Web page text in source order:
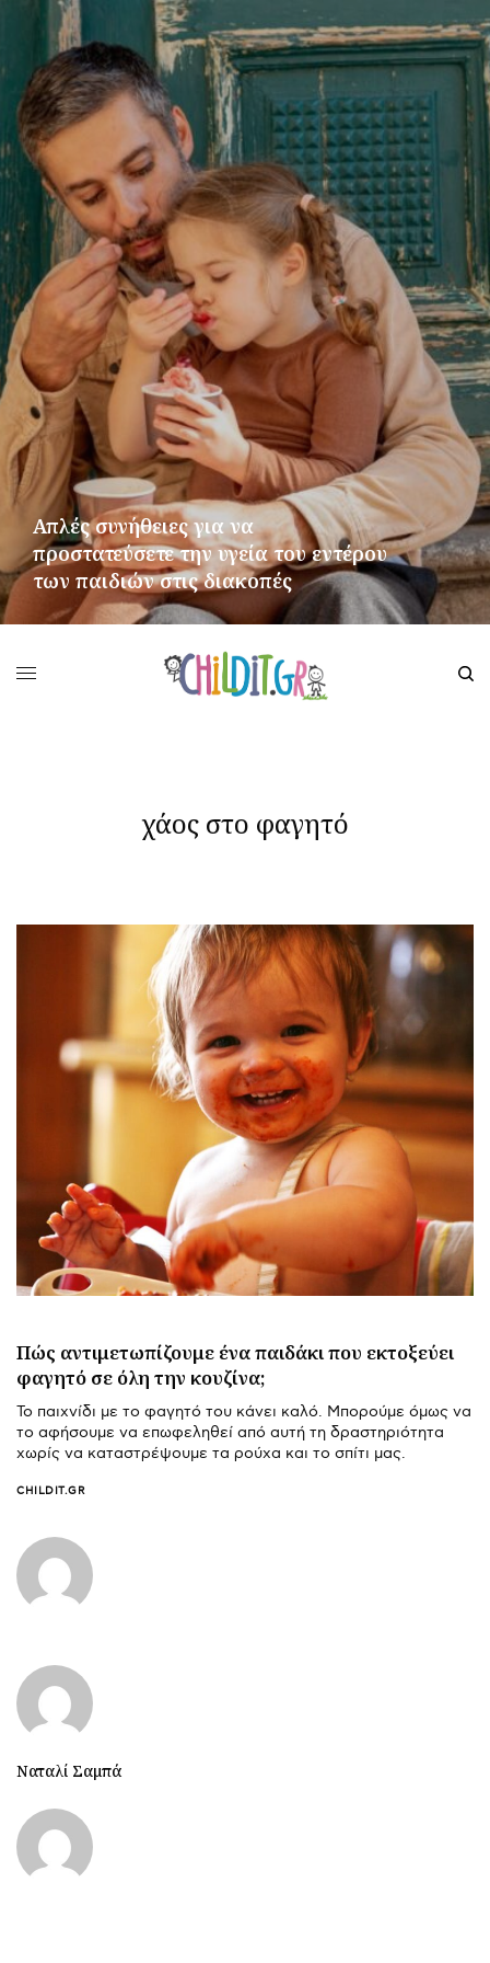
Απλές συνήθειες για να
προστατεύσετε την υγεία του εντέρου
των παιδιών στις διακοπές
χάος στο φαγητό
Πώς αντιμετωπίζουμε ένα παιδάκι που εκτοξεύει
φαγητό σε όλη την κουζίνα;
Το παιχνίδι με το φαγητό του κάνει καλό. Μπορούμε όμως να
το αφήσουμε να επωφεληθεί από αυτή τη δραστηριότητα
χωρίς να καταστρέψουμε τα ρούχα και το σπίτι μας.
CHILDIT.GR
Ναταλί Σαμπά